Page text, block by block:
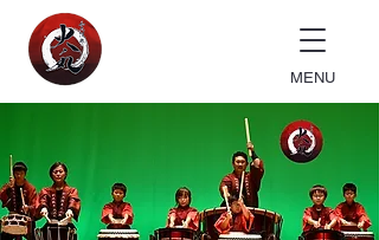
MENU